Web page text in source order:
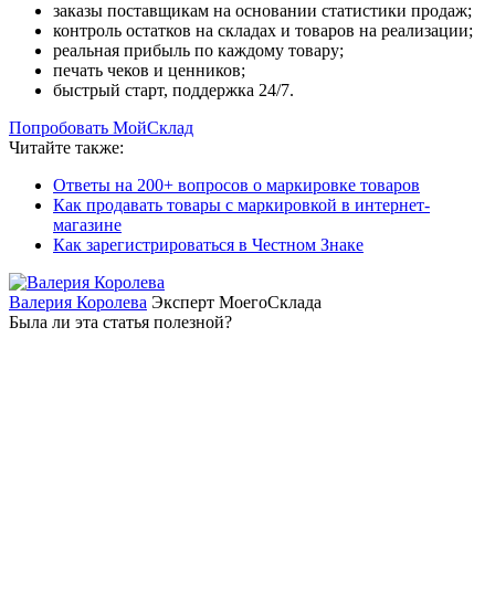
заказы поставщикам на основании статистики продаж;
контроль остатков на складах и товаров на реализации;
реальная прибыль по каждому товару;
печать чеков и ценников;
быстрый старт, поддержка 24/7.
Попробовать МойСклад
Читайте также:
Ответы на 200+ вопросов о маркировке товаров
Как продавать товары с маркировкой в интернет-
магазине
Как зарегистрироваться в Честном Знаке
Валерия Королева Эксперт МоегоСклада
Была ли эта статья полезной?